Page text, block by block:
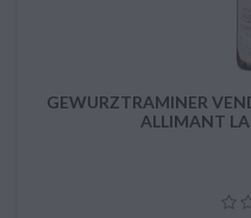
GEWURZTRAMINER
ALLIMANT